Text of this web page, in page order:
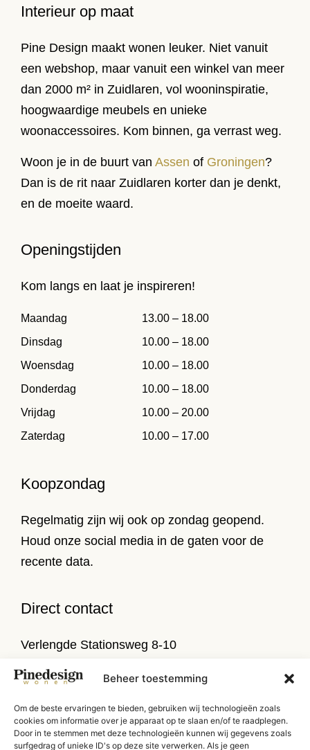
Beheer toestemming
Om de beste ervaringen te bieden, gebruiken wij technologieën zoals
cookies om informatie over je apparaat op te slaan en/of te raadplegen.
Door in te stemmen met deze technologieën kunnen wij gegevens zoals
surfgedrag of unieke ID's op deze site verwerken. Als je geen
Interieur op maat
Pine Design maakt wonen leuker. Niet vanuit
een webshop, maar vanuit een winkel van meer
dan 2000 m² in Zuidlaren, vol wooninspiratie,
hoogwaardige meubels en unieke
woonaccessoires. Kom binnen, ga verrast weg.
Woon je in de buurt van Assen of Groningen?
Dan is de rit naar Zuidlaren korter dan je denkt,
en de moeite waard.
Openingstijden
Kom langs en laat je inspireren!
Maandag
13.00 – 18.00
Dinsdag
10.00 – 18.00
Woensdag
10.00 – 18.00
Donderdag
10.00 – 18.00
Vrijdag
10.00 – 20.00
Zaterdag
10.00 – 17.00
Koopzondag
Regelmatig zijn wij ook op zondag geopend.
Houd onze social media in de gaten voor de
recente data.
Direct contact
Verlengde Stationsweg 8-10
Einfo@pinedesign.nl